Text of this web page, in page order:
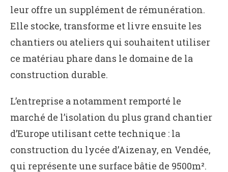
leur offre un supplément de rémunération.
Elle stocke, transforme et livre ensuite les
chantiers ou ateliers qui souhaitent utiliser
ce matériau phare dans le domaine de la
construction durable.
L’entreprise a notamment remporté le
marché de l’isolation du plus grand chantier
d’Europe utilisant cette technique : la
construction du lycée d’Aizenay, en Vendée,
qui représente une surface bâtie de 9500m².